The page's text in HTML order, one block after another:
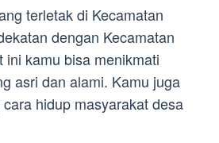
terletak di Kecamatan
dengan Kecamatan
ini kamu bisa menikmati
asri dan alami. Kamu juga
hidup masyarakat desa